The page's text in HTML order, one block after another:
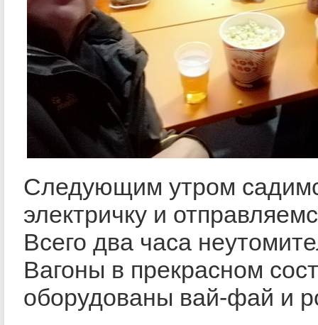
Следующим утром
электричку и
Всего два часа
Вагоны в прекрасном
оборудованы вай-фай и